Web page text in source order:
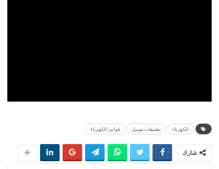
الكهرباء تطبيقات موبيل فواتير الكهرباء
شارك